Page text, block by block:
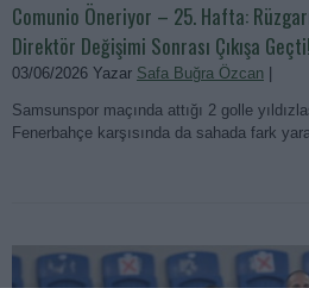
Comunio Öneriyor – 25. Hafta:
Direktör Değişimi Sonrası Çıkışa Geçti!
03/06/2026 Yazar Safa Buğra Özcan
Samsunspor maçında attığı 2 golle
Fenerbahçe karşısında da sahada fark